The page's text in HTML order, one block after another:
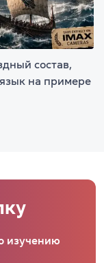
состав,
на примере
изучению